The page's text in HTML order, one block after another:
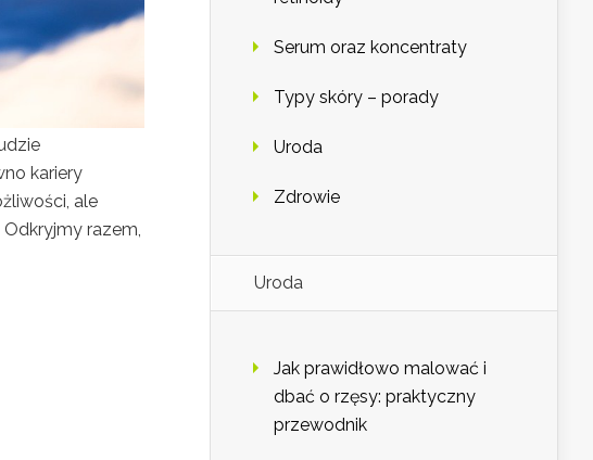
kariery
ale
razem,
Serum oraz koncentraty
Typy skóry – porady
Uroda
Zdrowie
Uroda
Jak prawidłowo malować i
dbać o rzęsy: praktyczny
przewodnik